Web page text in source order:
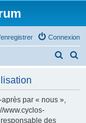
Connexion
par « nous »,
www.cyclos-
des